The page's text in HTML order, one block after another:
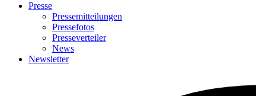
Presse
Pressemitteilungen
Pressefotos
Presseverteiler
News
Newsletter